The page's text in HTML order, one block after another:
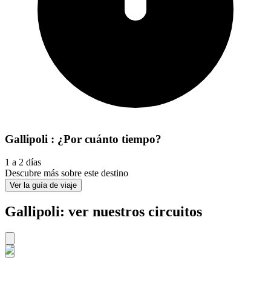
Gallipoli : ¿Por cuánto tiempo?
1 a 2 días
Descubre más sobre este destino
Ver la guía de viaje
Gallipoli: ver nuestros circuitos